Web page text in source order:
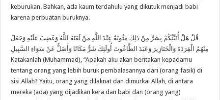
keburukan. Bahkan, ada kaum terdahulu yang dikutuk menjadi babi
karena perbuatan buruknya.
قُلْ هَلْ أُنَبِّئُكُمْ بِشَرٍّ مِنْ ذَلِكَ مَثُوبَةً عِنْدَ اللَّهِ مَنْ لَعَنَهُ اللَّهُ وَغَضِبَ عَلَيْهِ وَجَعَلَ
مِنْهُمُ الْقِرَدَةَ وَالْخَنَازِيرَ وَعَبَدَ الطَّاغُوتَ أُولَئِكَ شَرٌّ مَكَانًا وَأَضَلُّ عَنْ سَوَاءِ السَّبِيلِ
Katakanlah (Muhammad), “Apakah aku akan beritakan kepadamu
tentang orang yang lebih buruk pembalasannya dari (orang fasik) di
sisi Allah? Yaitu, orang yang dilaknat dan dimurkai Allah, di antara
mereka (ada) yang dijadikan kera dan babi dan (orang yang)